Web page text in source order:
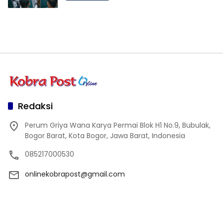
Redaksi
Perum Griya Wana Karya Permai Blok H1 No.9, Bubulak,
Bogor Barat, Kota Bogor, Jawa Barat, Indonesia
085217000530
onlinekobrapost@gmail.com